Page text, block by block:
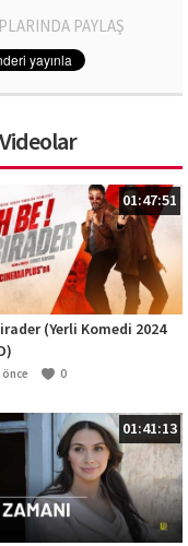
PAYLAŞ
01:47:51
(Yerli Komedi 2024
önce 0
01:41:13